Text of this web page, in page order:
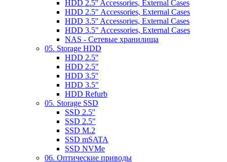
HDD 2.5'' Accessories, External Cases
HDD 2.5" Accessories, External Cases
HDD 3.5'' Accessories, External Cases
HDD 3.5" Accessories, External Cases
NAS - Сетевые хранилища
05. Storage HDD
HDD 2.5''
HDD 2.5"
HDD 3.5''
HDD 3.5"
HDD Refurb
05. Storage SSD
SSD 2.5''
SSD 2.5"
SSD M.2
SSD mSATA
SSD NVMe
06. Оптические приводы